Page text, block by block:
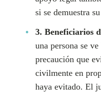
si se demuestra
3. Beneficiarios
una persona se
precaución que
civilmente en
haya evitado. El